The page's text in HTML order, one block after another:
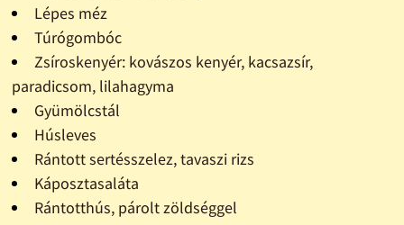
Lépes méz
Túrógombóc
Zsíroskenyér: kovászos kenyér, kacsazsír,
paradicsom, lilahagyma
Gyümölcstál
Húsleves
Rántott sertésszelez, tavaszi rizs
Káposztasaláta
Rántotthús, párolt zöldséggel